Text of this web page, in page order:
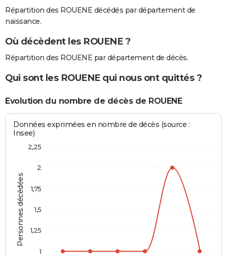
Répartition des ROUENE décédés par département de
naissance.
Où décèdent les ROUENE ?
Répartition des ROUENE par département de décès.
Qui sont les ROUENE qui nous ont quittés ?
Evolution du nombre de décès de ROUENE
Personnes décédées
Données exprimées en nombre de décès (source :
Insee)
1
1,25
1,5
1,75
2
2,25